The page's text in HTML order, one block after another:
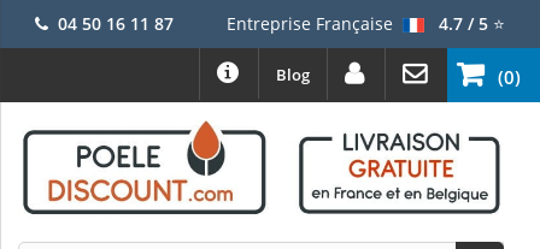
04 50 16 11 87 Entreprise Française 4.7 / 5⭐
(0)
Blog